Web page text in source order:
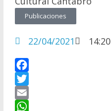
Publicaciones
22/04/2021 14:20
F
a
c
T
w
E